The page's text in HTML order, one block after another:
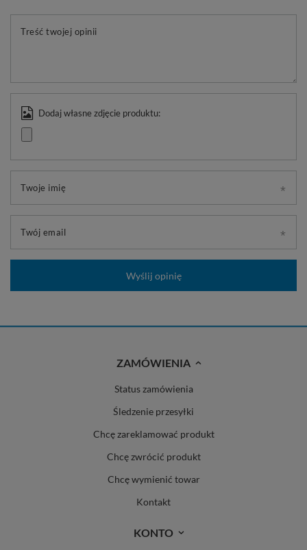
Treść twojej opinii
Dodaj własne zdjęcie produktu:
Twoje imię
Twój email
Wyślij opinię
ZAMÓWIENIA
Status zamówienia
Śledzenie przesyłki
Chcę zareklamować produkt
Chcę zwrócić produkt
Chcę wymienić towar
Kontakt
KONTO